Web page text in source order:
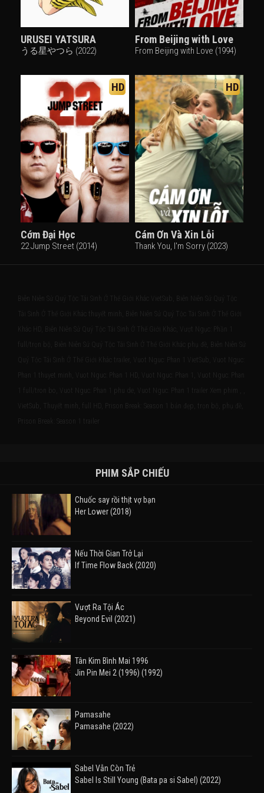
URUSEI YATSURA
うる星やつら (2022)
From Beijing with Love
From Beijing with Love (1994)
HD
Cớm Đại Học
22 Jump Street (2014)
HD
Cám Ơn Và Xin Lỗi
Thank You, I'm Sorry (2023)
Biên Niên Sử Quý Tộc Tái Sinh Ở Thế Giới Khác VietSub, Biên Niên Sử Quý Tộc
Tái Sinh Ở Thế Giới Khác thuyết minh, Biên Niên Sử Quý Tộc Tái Sinh Ở Thế Giới
Khác HD, Biên Niên Sử Quý Tộc Tái Sinh Ở Thế Giới Khác, Vượt Ngục: Phần 1
full/trọn bộ, Biên Niên Sử Quý Tộc Tái Sinh Ở Thế Giới Khác phụ đề, Biên Niên Sử
Quý Tộc Tái Sinh Ở Thế Giới Khác trailer, Vuot Nguc: Phan 1 VietSub, Vuot Nguc:
Phan 1 thuyet minh, Vuot Nguc: Phan 1 HD, Vuot Nguc: Phan 1, Vuot Nguc: Phan
1 full/tron bo, Vuot Nguc: Phan 1 phu de, Vuot Nguc: Phan 1 trailer Xem phim , ,
VietSub, Thuyết minh, full HD, Prison Break: Season 1 bản đẹp, trọn bộ, phụ đề,
Prison Break: Season 1 trailer
PHIM SẮP CHIẾU
Chuốc say rồi thịt vợ bạn
Her Lower (2018)
Nếu Thời Gian Trở Lại
If Time Flow Back (2020)
Vượt Ra Tội Ác
Beyond Evil (2021)
Tân Kim Bình Mai 1996
Jin Pin Mei 2 (1996) (1992)
Pamasahe
Pamasahe (2022)
Sabel Vẫn Còn Trẻ
Sabel Is Still Young (Bata pa si Sabel) (2022)